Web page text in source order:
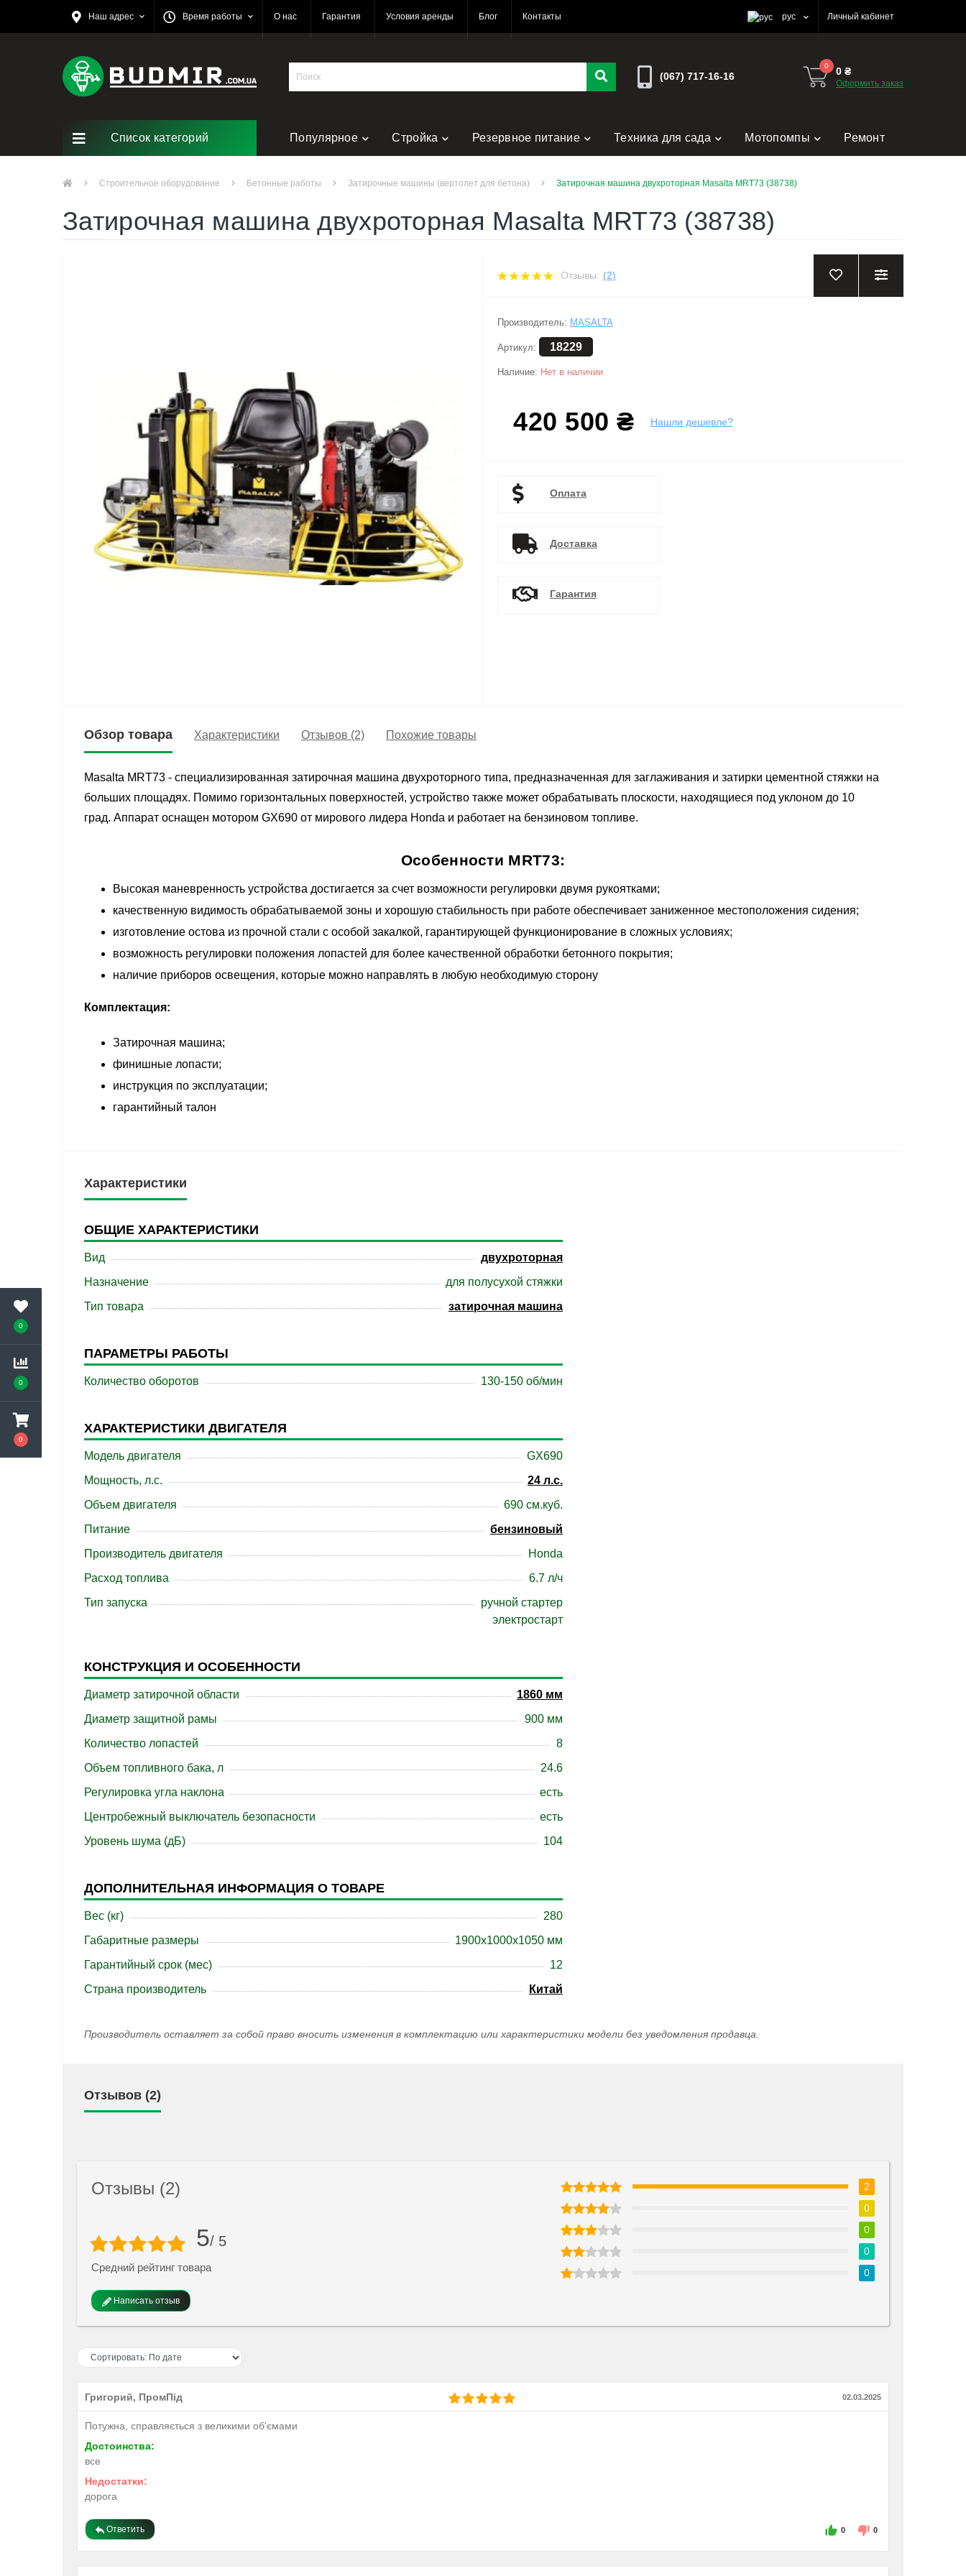
0
0
0
Наш адрес Время работы О нас Гарантия Условия аренды Блог Контакты рус Личный кабинет
(067) 717-16-16
0 0 ₴
Оформить заказ
Список категорий Популярное Стройка Резервное питание Техника для сада Мотопомпы Ремонт
Строительное оборудование Бетонные работы Затирочные машины (вертолет для бетона) Затирочная машина двухроторная Masalta MRT73 (38738)
Затирочная машина двухроторная Masalta MRT73 (38738)
Отзывы: (2)
Производитель: MASALTA
Артикул: 18229
Наличие: Нет в наличии
420 500 ₴ Нашли дешевле?
Оплата
Доставка
Гарантия
Обзор товара Характеристики Отзывов (2) Похожие товары
Masalta MRT73 - специализированная затирочная машина двухроторного типа, предназначенная для заглаживания и затирки цементной стяжки на
больших площадях. Помимо горизонтальных поверхностей, устройство также может обрабатывать плоскости, находящиеся под уклоном до 10
град. Аппарат оснащен мотором GX690 от мирового лидера Honda и работает на бензиновом топливе.
Особенности MRT73:
Высокая маневренность устройства достигается за счет возможности регулировки двумя рукоятками;
качественную видимость обрабатываемой зоны и хорошую стабильность при работе обеспечивает заниженное местоположения сидения;
изготовление остова из прочной стали с особой закалкой, гарантирующей функционирование в сложных условиях;
возможность регулировки положения лопастей для более качественной обработки бетонного покрытия;
наличие приборов освещения, которые можно направлять в любую необходимую сторону
Комплектация:
Затирочная машина;
финишные лопасти;
инструкция по эксплуатации;
гарантийный талон
Характеристики
ОБЩИЕ ХАРАКТЕРИСТИКИ
Вид
двухроторная
Назначение
для полусухой стяжки
Тип товара
затирочная машина
ПАРАМЕТРЫ РАБОТЫ
Количество оборотов 130-150 об/мин
ХАРАКТЕРИСТИКИ ДВИГАТЕЛЯ
Модель двигателя
GX690
Мощность, л.с.
24 л.с.
Объем двигателя
690 см.куб.
Питание
бензиновый
Производитель двигателя
Honda
Расход топлива
6.7 л/ч
Тип запуска
ручной стартер
электростарт
КОНСТРУКЦИЯ И ОСОБЕННОСТИ
Диаметр затирочной области
1860 мм
Диаметр защитной рамы
900 мм
Количество лопастей
8
Объем топливного бака, л
24.6
Регулировка угла наклона
есть
Центробежный выключатель безопасности
есть
Уровень шума (дБ)
104
ДОПОЛНИТЕЛЬНАЯ ИНФОРМАЦИЯ О ТОВАРЕ
Вес (кг)
280
Габаритные размеры
1900x1000x1050 мм
Гарантийный срок (мес)
12
Страна производитель
Китай
Производитель оставляет за собой право вносить изменения в комплектацию или характеристики модели без уведомления продавца.
Отзывов (2)
Отзывы (2)
5/ 5
Средний рейтинг товара
Написать отзыв
2
0
0
0
0
Григорий, ПромПід 02.03.2025
Потужна, справляється з великими об'ємами
Достоинства:
все
Недостатки:
дорога
Ответить 0 0